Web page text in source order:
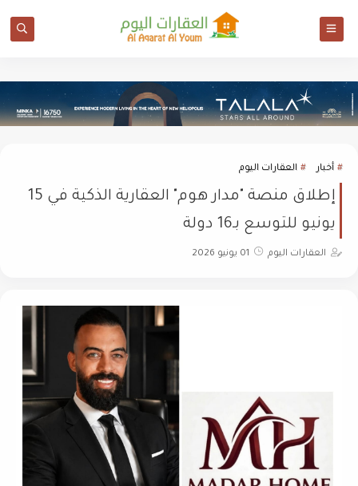
أخبار العقارات اليوم
إطلاق منصة "مدار هوم" العقارية الذكية في 15
يونيو للتوسع بـ16 دولة
العقارات اليوم 01 يونيو 2026